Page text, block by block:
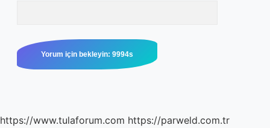
https://www.tulaforum.com https://parweld.com.tr